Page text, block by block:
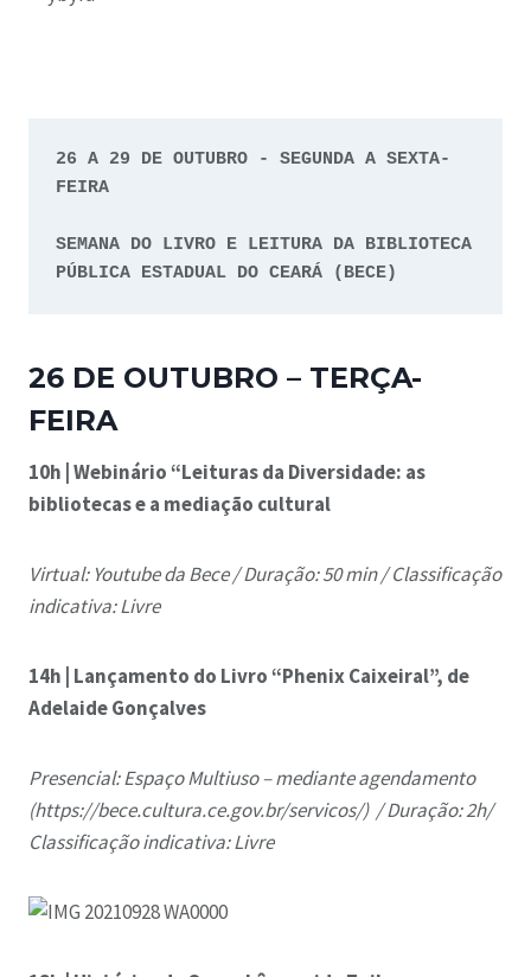
26 A 29 DE OUTUBRO - SEGUNDA A SEXTA-
FEIRA
SEMANA DO LIVRO E LEITURA DA BIBLIOTECA
PÚBLICA ESTADUAL DO CEARÁ (BECE)
26 DE OUTUBRO – TERÇA-
FEIRA
10h | Webinário “Leituras da Diversidade: as
bibliotecas e a mediação cultural
Virtual: Youtube da Bece /Duração: 50 min /Classificação
indicativa: Livre
14h | Lançamento do Livro “Phenix Caixeiral”, de
Adelaide Gonçalves
Presencial: Espaço Multiuso – mediante agendamento
(https://bece.cultura.ce.gov.br/servicos/) /Duração: 2h/
Classificação indicativa: Livre